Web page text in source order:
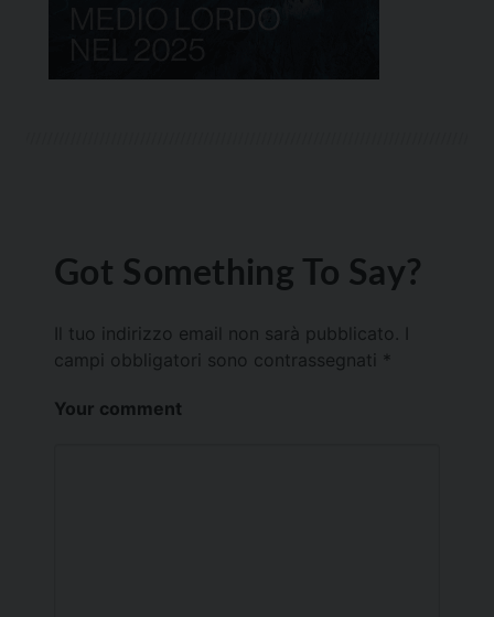
Got Something To Say?
Il tuo indirizzo email non sarà pubblicato.
campi obbligatori sono contrassegnati *
Your comment